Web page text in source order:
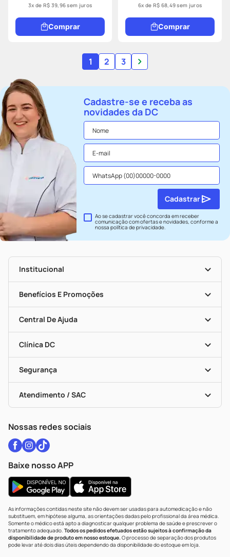
3x de R$ 39,96sem juros
Comprar
6x de R$ 68,49sem juros
Comprar
1 2 3
Cadastre-se e receba as
novidades da DC
Ao se cadastrar você concorda em receber
comunicação com ofertas e novidades, conforme a
nossapolítica de privacidade.
Cadastrar
Institucional
Nossas Lojas
Seja Uma Loja Parceira
Mapa De Categorias
Benefícios E Promoções
Convênios
Programa Popular Do Brasil
Encarte De Ofertas
Dermaclub
Cupons E Ofertas
Black Friday
Central De Ajuda
Recompra Programada
Alomed
Formas De Pagamento
Troca E Devolução
Bulas De A A Z
Políticas De Marketplace
Clínica DC
Serviços Farmacêuticos
Testes Rápidos
Autoteste Covid-19
Vacinas
Segurança
Portal Da Privacidade
Atendimento / SAC
Nossas redes sociais
Baixe nosso APP
As informações contidas neste site não devem ser usadas para automedicação e não
substituem, em hipótese alguma, as orientações dadas pelo profissional da área médica.
Somente o médico está apto a diagnosticar qualquer problema de saúde e prescrever o
tratamento adequado. Todos os pedidos efetuados estão sujeitos à confirmação da
disponibilidade de produto em nosso estoque.O processo de separação dos produtos
pode levar até dois dias úteis dependendo da disponibilidade do estoque em loja.